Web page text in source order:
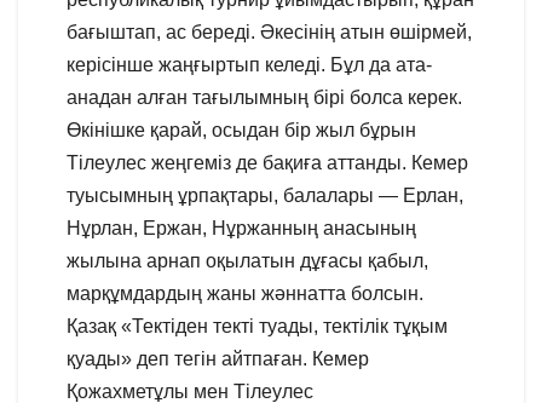
бағыштап, ас береді. Әкесінің атын өшірмей,
керісінше жаңғыртып келеді. Бұл да ата-
анадан алған тағылымның бірі болса керек.
Өкінішке қарай, осыдан бір жыл бұрын
Тілеулес жеңгеміз де бақиға аттанды. Кемер
туысымның ұрпақтары, балалары — Ерлан,
Нұрлан, Ержан, Нұржанның анасының
жылына арнап оқылатын дұғасы қабыл,
марқұмдардың жаны жәннатта болсын.
Қазақ «Тектіден текті туады, тектілік тұқым
қуады» деп тегін айтпаған. Кемер
Қожахметұлы мен Тілеулес